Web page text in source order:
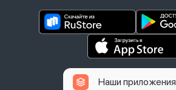
Наши приложения